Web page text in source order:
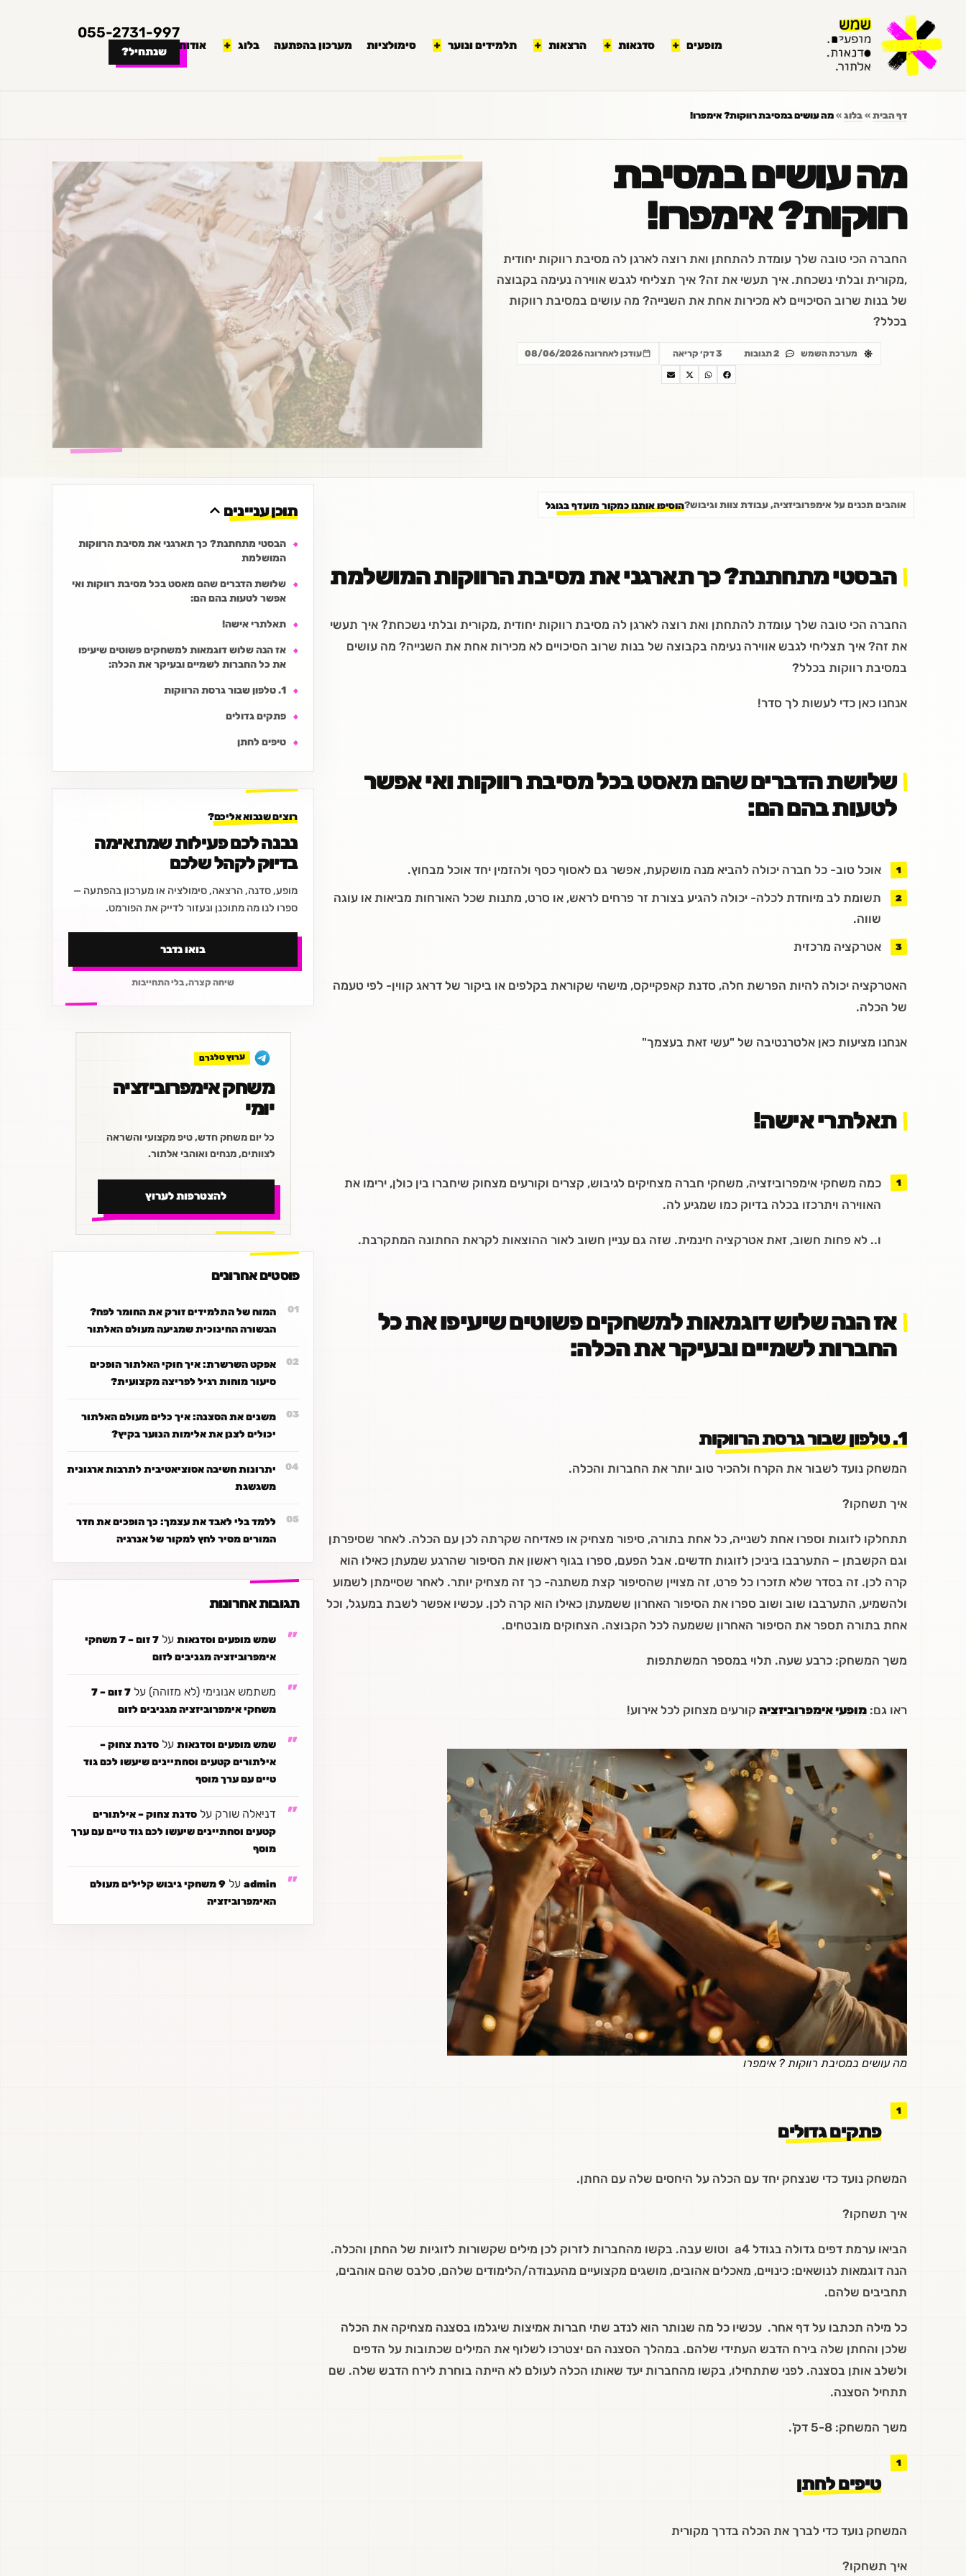
מופעים סדנאות הרצאות תלמידים ונוער סימולציות מערכון בהפתעה בלוג אודות
055-2731-997
שנתחיל?
דף הבית » בלוג » מה עושים במסיבת רווקות? אימפרו!
מה עושים במסיבת
רווקות? אימפרו!
החברה הכי טובה שלך עומדת להתחתן ואת רוצה לארגן לה מסיבת רווקות יחודית
,מקורית ובלתי נשכחת. איך תעשי את זה? איך תצליחי לגבש אווירה נעימה בקבוצה
של בנות שרוב הסיכויים לא מכירות אחת את השנייה? מה עושים במסיבת רווקות
בכלל?
מערכת השמש 2 תגובות 3 דק׳ קריאה עודכן לאחרונה 08/06/2026
אוהבים תכנים על אימפרוביזציה, עבודת צוות וגיבוש?הוסיפו אותנו כמקור מועדף בגוגל
הבסטי מתחתנת? כך תארגני את מסיבת הרווקות המושלמת
החברה הכי טובה שלך עומדת להתחתן ואת רוצה לארגן לה מסיבת רווקות יחודית ,מקורית ובלתי נשכחת? איך תעשי
את זה? איך תצליחי לגבש אווירה נעימה בקבוצה של בנות שרוב הסיכויים לא מכירות אחת את השנייה? מה עושים
במסיבת רווקות בכלל?
אנחנו כאן כדי לעשות לך סדר!
שלושת הדברים שהם מאסט בכל מסיבת רווקות ואי אפשר
לטעות בהם הם:
אוכל טוב- כל חברה יכולה להביא מנה מושקעת, אפשר גם לאסוף כסף ולהזמין יחד אוכל מבחוץ.
תשומת לב מיוחדת לכלה- יכולה להגיע בצורת זר פרחים לראש, או סרט, מתנות שכל האורחות מביאות או עוגה
שווה.
אטרקציה מרכזית
האטרקציה יכולה להיות הפרשת חלה, סדנת קאפקייקס, מישהי שקוראת בקלפים או ביקור של דראג קווין- לפי טעמה
של הכלה.
אנחנו מציעות כאן אלטרנטיבה של "עשי זאת בעצמך"
תאלתרי אישה!
כמה משחקי אימפרוביזציה, משחקי חברה מצחיקים לגיבוש, קצרים וקורעים מצחוק שיחברו בין כולן, ירימו את
האווירה ויתרכזו בכלה בדיוק כמו שמגיע לה.
ו.. לא פחות חשוב, זאת אטרקציה חינמית. שזה גם עניין חשוב לאור ההוצאות לקראת החתונה המתקרבת.
אז הנה שלוש דוגמאות למשחקים פשוטים שיעיפו את כל
החברות לשמיים ובעיקר את הכלה:
1. טלפון שבור גרסת הרווקות
המשחק נועד לשבור את הקרח ולהכיר טוב יותר את החברות והכלה.
איך תשחקו?
תתחלקו לזוגות וספרו אחת לשנייה, כל אחת בתורה, סיפור מצחיק או פאדיחה שקרתה לכן עם הכלה. לאחר שסיפרתן
וגם הקשבתן – התערבבו ביניכן לזוגות חדשים. אבל הפעם, ספרו בגוף ראשון את הסיפור שהרגע שמעתן כאילו הוא
קרה לכן. זה בסדר שלא תזכרו כל פרט, זה מצויין שהסיפור קצת משתנה- כך זה מצחיק יותר. לאחר שסיימתן לשמוע
ולהשמיע, התערבבו שוב ושוב ספרו את הסיפור האחרון ששמעתן כאילו הוא קרה לכן. עכשיו אפשר לשבת במעגל, וכל
אחת בתורה תספר את הסיפור האחרון ששמעה לכל הקבוצה. הצחוקים מובטחים.
משך המשחק: כרבע שעה. תלוי במספר המשתתפות
ראו גם: מופעי אימפרוביזציה קורעים מצחוק לכל אירוע!
מה עושים במסיבת רווקות ? אימפרו
פתקים גדולים
המשחק נועד כדי שנצחק יחד עם הכלה על היחסים שלה עם החתן.
איך תשחקו?
הביאו ערמת דפים גדולה בגודל a4 וטוש עבה. בקשו מהחברות לזרוק לכן מילים שקשורות לזוגיות של החתן והכלה.
הנה דוגמאות לנושאים: כינויים, מאכלים אהובים, מושגים מקצועיים מהעבודה/הלימודים שלהם, סלבס שהם אוהבים,
תחביבים שלהם.
כל מילה תכתבו על דף אחר. עכשיו כל מה שנותר הוא לנדב שתי חברות אמיצות שיגלמו בסצנה מצחיקה את הכלה
שלכן והחתן שלה בירח הדבש העתידי שלהם. במהלך הסצנה הם יצטרכו לשלוף את המילים שכתובות על הדפים
ולשלב אותן בסצנה. לפני שתתחילו, בקשו מהחברות יעד שאותו הכלה לעולם לא הייתה בוחרת לירח הדבש שלה. שם
תתחיל הסצנה.
משך המשחק: 5-8 דק'.
טיפים לחתן
המשחק נועד כדי לברך את הכלה בדרך מקורית
איך תשחקו?
תוכן עניינים
הבסטי מתחתנת? כך תארגני את מסיבת הרווקות
המושלמת
שלושת הדברים שהם מאסט בכל מסיבת רווקות ואי
אפשר לטעות בהם הם:
תאלתרי אישה!
אז הנה שלוש דוגמאות למשחקים פשוטים שיעיפו
את כל החברות לשמיים ובעיקר את הכלה:
1. טלפון שבור גרסת הרווקות
פתקים גדולים
טיפים לחתן
רוצים שנבוא אליכם?
נבנה לכם פעילות שמתאימה
בדיוק לקהל שלכם
מופע, סדנה, הרצאה, סימולציה או מערכון בהפתעה —
ספרו לנו מה מתוכנן ונעזור לדייק את הפורמט.
בואו נדבר
שיחה קצרה, בלי התחייבות
ערוץ טלגרם
משחק אימפרוביזציה
יומי
כל יום משחק חדש, טיפ מקצועי והשראה
לצוותים, מנחים ואוהבי אלתור.
להצטרפות לערוץ
פוסטים אחרונים
המוח של התלמידים זורק את החומר לפח?
הבשורה החינוכית שמגיעה מעולם האלתור
אפקט השרשרת: איך חוקי האלתור הופכים
סיעור מוחות רגיל לפריצה מקצועית?
משנים את הסצנה: איך כלים מעולם האלתור
יכולים לצנן את אלימות הנוער בקיץ?
יתרונות חשיבה אסוציאטיבית לתרבות ארגונית
משגשגת
ללמד בלי לאבד את עצמך: כך הופכים את חדר
המורים מסיר לחץ למקור של אנרגיה
תגובות אחרונות
שמש מופעים וסדנאותעל
7 זום – 7 משחקי
אימפרוביזציה מגניבים לזום
משתמש אנונימי (לא מזוהה) על
7 זום – 7
משחקי אימפרוביזציה מגניבים לזום
שמש מופעים וסדנאותעל סדנת צחוק –
אילתורים קטעים וסחתיינים שיעשו לכם גוד
טיים עם ערך מוסף
דניאלה שורק על סדנת צחוק – אילתורים
קטעים וסחתיינים שיעשו לכם גוד טיים עם ערך
מוסף
adminעל
9 משחקי גיבוש קלילים מעולם
האימפרוביזציה